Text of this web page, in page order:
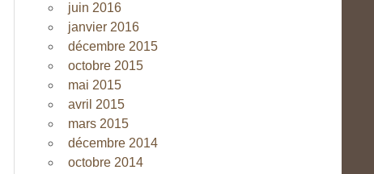
juin 2016
janvier 2016
décembre 2015
octobre 2015
mai 2015
avril 2015
mars 2015
décembre 2014
octobre 2014